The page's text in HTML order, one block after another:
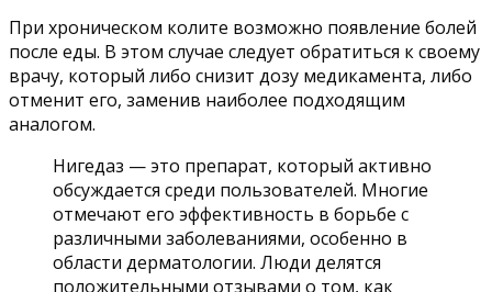
При хроническом колите возможно появление болей
после еды. В этом случае следует обратиться к своему
врачу, который либо снизит дозу медикамента, либо
отменит его, заменив наиболее подходящим
аналогом.
Нигедаз — это препарат, который активно
обсуждается среди пользователей. Многие
отмечают его эффективность в борьбе с
различными заболеваниями, особенно в
области дерматологии. Люди делятся
положительными отзывами о том, как